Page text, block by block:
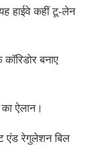
हाईवे कहीं टू-लेन
बनाए
ऐलान।
एंड रेगुलेशन बिल